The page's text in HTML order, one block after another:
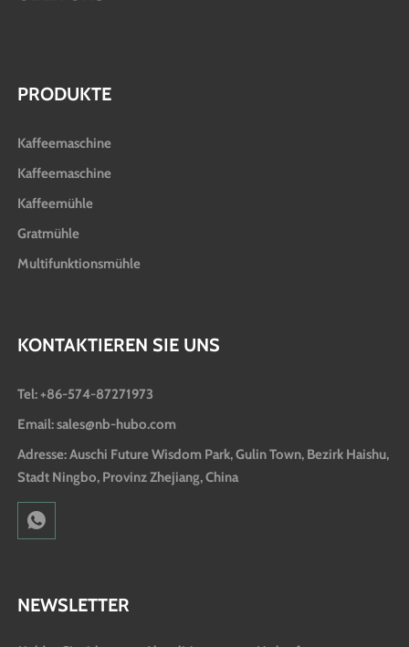
PRODUKTE
Kaffeemaschine
Kaffeemaschine
Kaffeemühle
Gratmühle
Multifunktionsmühle
KONTAKTIEREN SIE UNS
Tel: +86-574-87271973
Email: sales@nb-hubo.com
Adresse: Auschi Future Wisdom Park, Gulin Town, Bezirk Haishu,
Stadt Ningbo, Provinz Zhejiang, China
NEWSLETTER